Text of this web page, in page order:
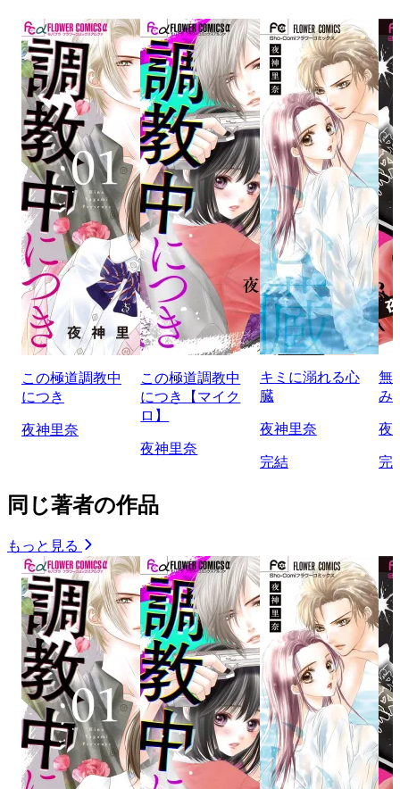
この極道調教中
につき
夜神里奈
この極道調教中
につき【マイク
ロ】
夜神里奈
キミに溺れる心
臓
夜神里奈
完結
無
み
夜
完
同じ著者の作品
もっと見る